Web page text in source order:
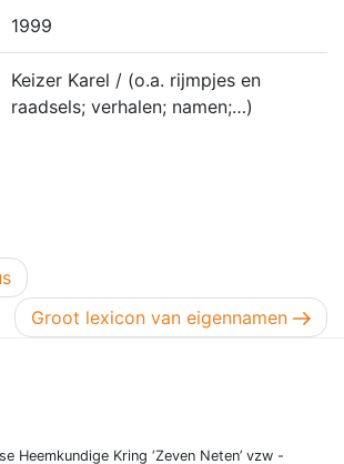
1999
Keizer Karel / (o.a. rijmpjes en
raadsels; verhalen; namen;…)
Volgend bericht
Groot lexicon van eigennamen
Heemkundige Kring ‘Zeven Neten’ vzw -